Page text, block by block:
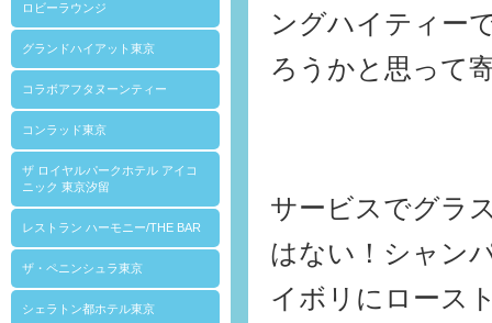
ロビーラウンジ
グランドハイアット東京
コラボアフタヌーンティー
コンラッド東京
ザ ロイヤルパークホテル アイコ
ニック 東京汐留
レストラン ハーモニー/THE BAR
ザ・ペニンシュラ東京
シェラトン都ホテル東京
ングハイティー
ろうかと思って
サービスでグラ
はない！シャン
イボリにロース